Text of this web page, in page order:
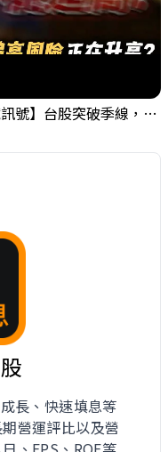
【藏訊號】台股突破季線，週一我提醒了這個關鍵訊號
長、快速填息等
營運評比以及營